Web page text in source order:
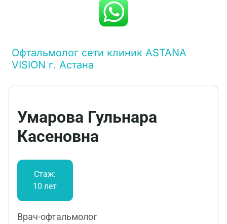
Офтальмолог сети клиник ASTANA
VISION г. Астана
Умарова Гульнара
Касеновна
Стаж:
10 лет
Врач-офтальмолог